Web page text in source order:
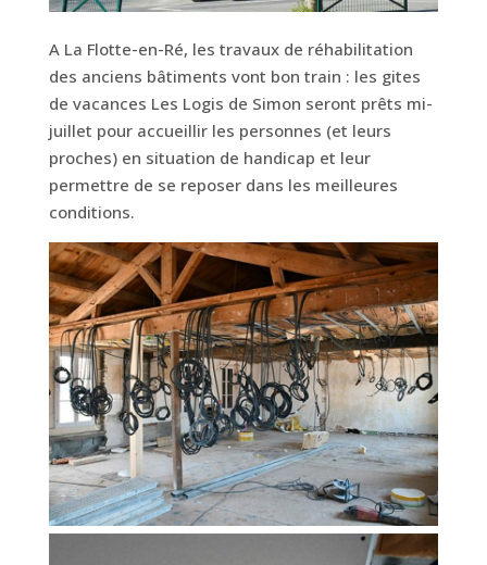
A La Flotte-en-Ré, les travaux de réhabilitation
des anciens bâtiments vont bon train : les gites
de vacances Les Logis de Simon seront prêts mi-
juillet pour accueillir les personnes (et leurs
proches) en situation de handicap et leur
permettre de se reposer dans les meilleures
conditions.